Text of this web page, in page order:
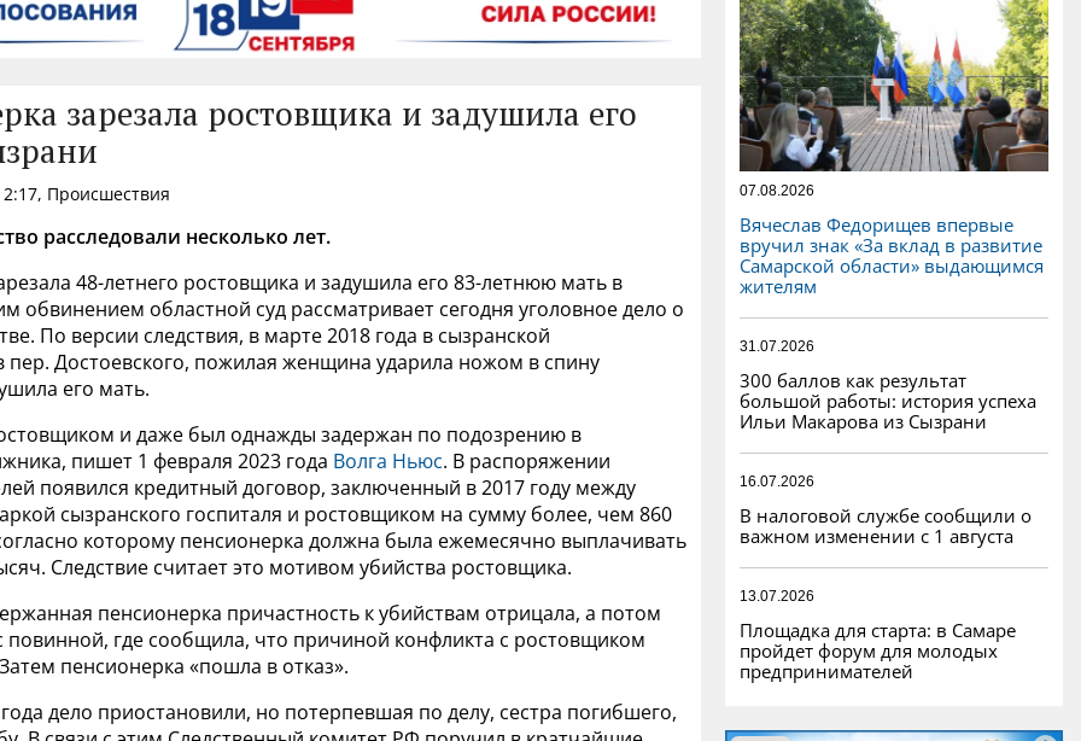
зарезала ростовщика и задушила его
Происшествия
расследовали несколько лет.
48-летнего ростовщика и задушила его 83-летнюю мать в
обвинением областной суд рассматривает сегодня уголовное дело о
По версии следствия, в марте 2018 года в сызранской
пер. Достоевского, пожилая женщина ударила ножом в спину
его мать.
и даже был однажды задержан по подозрению в
пишет 1 февраля 2023 года Волга Ньюс. В распоряжении
появился кредитный договор, заключенный в 2017 году между
сызранского госпиталя и ростовщиком на сумму более, чем 860
которому пенсионерка должна была ежемесячно выплачивать
Следствие считает это мотивом убийства ростовщика.
пенсионерка причастность к убийствам отрицала, а потом
повинной, где сообщила, что причиной конфликта с ростовщиком
пенсионерка «пошла в отказ».
дело приостановили, но потерпевшая по делу, сестра погибшего,
07.08.2026
Вячеслав Федорищев впервые
вручил знак «За вклад в развитие
Самарской области» выдающимся
жителям
31.07.2026
300 баллов как результат
большой работы: история успеха
Ильи Макарова из Сызрани
16.07.2026
В налоговой службе сообщили о
важном изменении с 1 августа
13.07.2026
Площадка для старта: в Самаре
пройдет форум для молодых
предпринимателей